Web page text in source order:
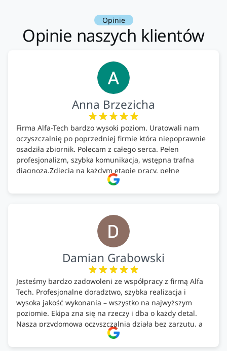
Opinie
Opinie naszych klientów
Anna Brzezicha
Firma Alfa-Tech bardzo wysoki poziom. Uratowali nam
oczyszczalnię po poprzedniej firmie która niepoprawnie
osadziła zbiornik. Polecam z całego serca. Pełen
profesjonalizm, szybka komunikacja, wstępna trafna
diagnoza.Zdjęcia na każdym etapie pracy, pełne
doradztwo.Dobrze wyszkoleni i znający się na rzeczy.
Podsumowując ekipa na wysokim poziomie, rzetelna.
Damian Grabowski
Jesteśmy bardzo zadowoleni ze współpracy z firmą Alfa
Tech. Profesjonalne doradztwo, szybka realizacja i
wysoka jakość wykonania – wszystko na najwyższym
poziomie. Ekipa zna się na rzeczy i dba o każdy detal.
Nasza przydomowa oczyszczalnia działa bez zarzutu, a
całość została wykonana zgodnie z terminem i
ustaleniami. Z czystym sumieniem polecamy Alfa Tech